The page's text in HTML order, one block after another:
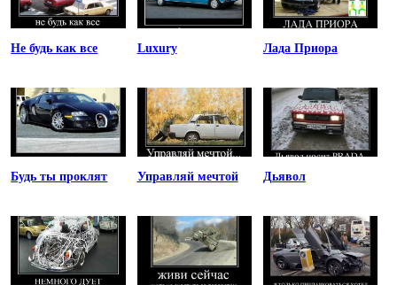
Не будь как все Luxury Лада Приора
Будь ты проклят Управляй мечтой Дьявол